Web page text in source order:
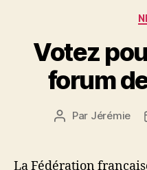
Votez
forum
Auteur
Par Jérémie
La Fédération